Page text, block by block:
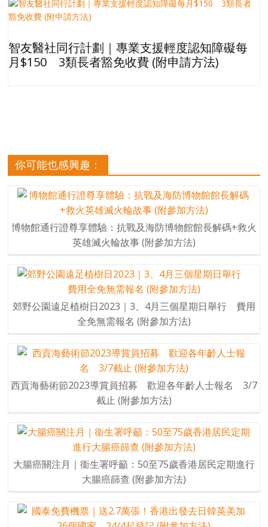
智友醫社同行計劃｜專業支援輕度認知障礙每
月$150 3類長者豁免收費 (附申請方法)
你可能也感興趣：
博物館通行證尊享體驗：抗戰及海防博物館館長解碼+救火
英雄滅火輪故事 (附參加方法)
郊野公園遠足植樹日2023｜3、4月三個星期日舉行 費用
全免無需報名 (附參加方法)
西貢海藝術節2023導賞員招募 歡迎各年齡人士報名 3/7
截止 (附參加方法)
大腸癌關注月｜衞生署呼籲：50至75歲香港居民定期進行
大腸癌篩查 (附參加方法)